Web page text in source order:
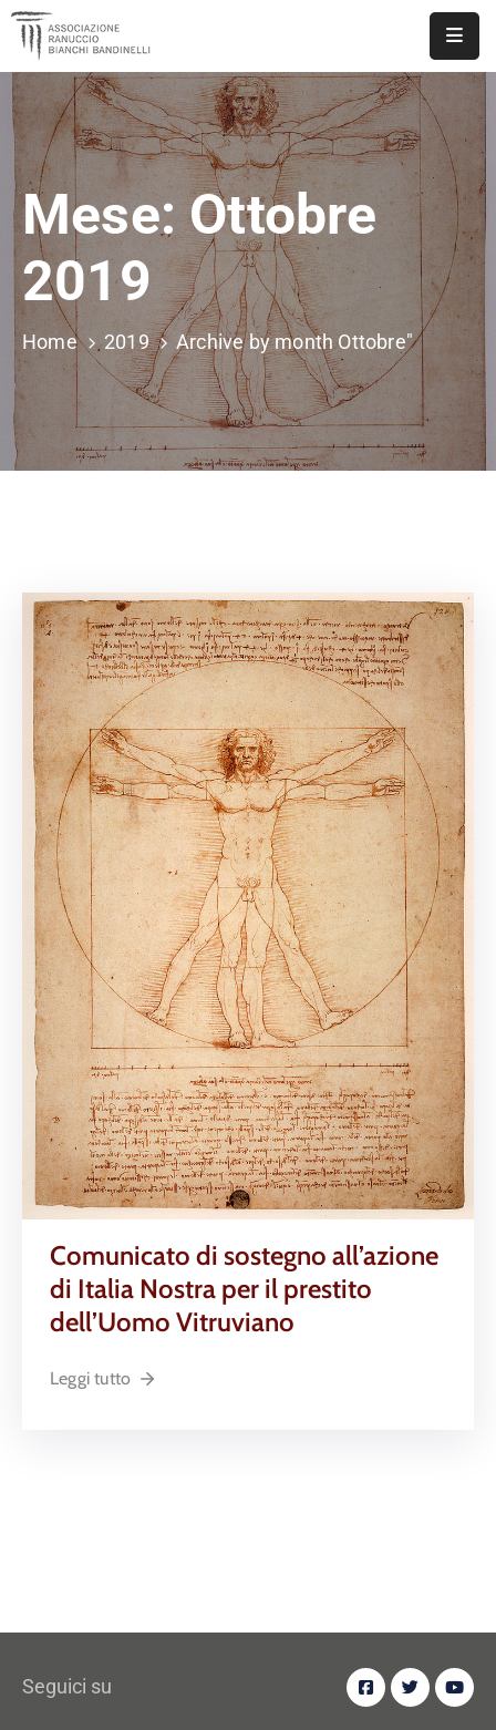
ASSOCIAZIONE
NOTIZIE
DOCUMENTI
EVENTI
PUBBLICAZIONI
CONTATTI
Mese:Ottobre
2019
Home 2019 Archive by month Ottobre"
Comunicato di sostegno all’azione
di Italia Nostra per il prestito
dell’Uomo Vitruviano
Leggi tutto
Seguici su